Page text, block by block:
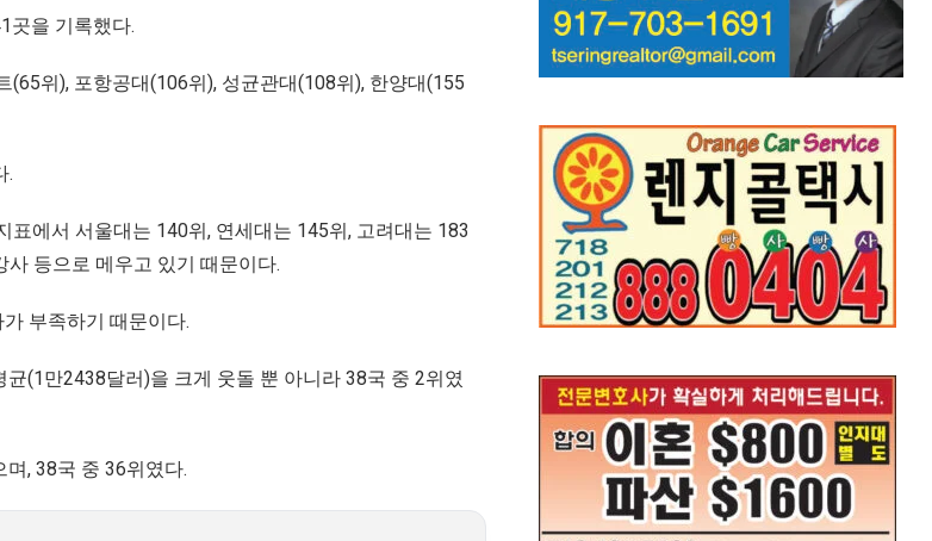
곳을 기록했다.
위), 포항공대(106위), 성균관대(108위), 한양대(155
.
표에서 서울대는 140위, 연세대는 145위, 고려대는 183
등으로 메우고 있기 때문이다.
부족하기 때문이다.
균(1만2438달러)을 크게 웃돌 뿐 아니라 38국 중 2위였
, 38국 중 36위였다.